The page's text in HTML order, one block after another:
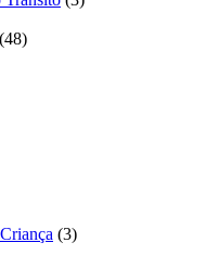
(48)
(3)